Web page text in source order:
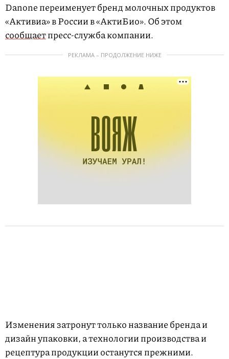
Danone переименует бренд молочных продуктов
«Активиа» в России в «АктиБио». Об этом
сообщаетпресс-служба компании.
РЕКЛАМА – ПРОДОЛЖЕНИЕ НИЖЕ
Изменения затронут только название бренда и
дизайн упаковки, а технологии производства и
рецептура продукции останутся прежними.